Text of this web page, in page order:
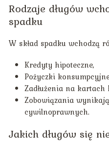
Rodzaje długów
spadku
W skład spadku wchodzą
Kredyty hipoteczne,
Pożyczki
Zadłużenia na
Zobowiązania
cywilnoprawnych.
Jakich długów się